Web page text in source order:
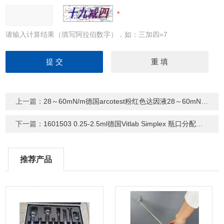
请输入计算结果（填写阿拉伯数字），如：三加四=7
上一篇： 28～60mN/m德国arcotest粉红色达因液28～60mN/m
下一篇： 1601503 0.25-2.5ml德国Vitlab Simplex 瓶口分配器（1601503）
推荐产品